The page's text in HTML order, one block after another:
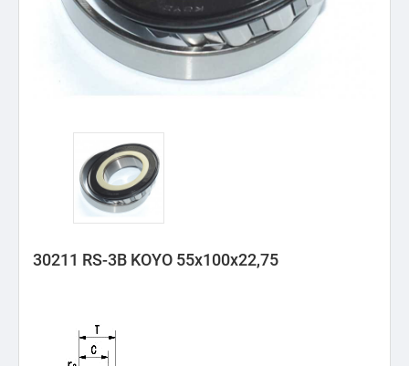
30211 RS-3B KOYO 55x100x22,75